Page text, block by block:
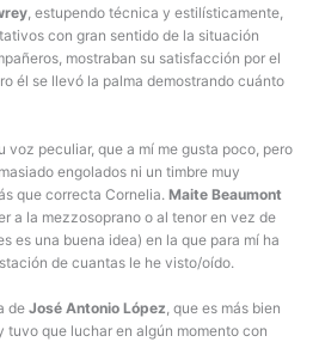
, estupendo técnica y estilísticamente,
con gran sentido de la situación
mostraban su satisfacción por el
él se llevó la palma demostrando cuánto
voz peculiar, que a mí me gusta poco, pero
engolados ni un timbre muy
que correcta Cornelia. Maite Beaumont
a la mezzosoprano o al tenor en vez de
es una buena idea) en la que para mí ha
de cuantas le he visto/oído.
de José Antonio López, que es más bien
tuvo que luchar en algún momento con